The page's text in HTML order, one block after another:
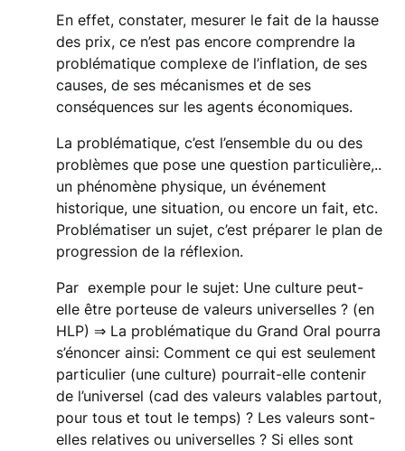
En effet, constater, mesurer le fait de la hausse
des prix, ce n’est pas encore comprendre la
problématique complexe de l’inflation, de ses
causes, de ses mécanismes et de ses
conséquences sur les agents économiques.
La problématique, c’est l’ensemble du ou des
problèmes que pose une question particulière,..
un phénomène physique, un événement
historique, une situation, ou encore un fait, etc.
Problématiser un sujet, c’est préparer le plan de
progression de la réflexion.
Par exemple pour le sujet: Une culture peut-
elle être porteuse de valeurs universelles ? (en
HLP) ⇒ La problématique du Grand Oral pourra
s’énoncer ainsi: Comment ce qui est seulement
particulier (une culture) pourrait-elle contenir
de l’universel (cad des valeurs valables partout,
pour tous et tout le temps) ? Les valeurs sont-
elles relatives ou universelles ? Si elles sont